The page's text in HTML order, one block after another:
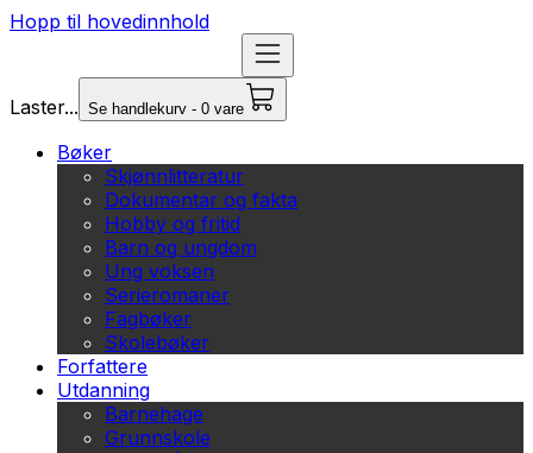
Hopp til hovedinnhold
Laster... Se handlekurv - 0 vare
Bøker
Skjønnlitteratur
Dokumentar og fakta
Hobby og fritid
Barn og ungdom
Ung voksen
Serieromaner
Fagbøker
Skolebøker
Forfattere
Utdanning
Barnehage
Grunnskole